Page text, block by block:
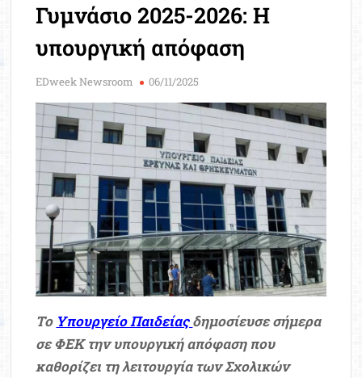
Γυμνάσιο 2025-2026: Η
υπουργική απόφαση
EDweek Newsroom 06/11/2025
Το Υπουργείο Παιδείαςδημοσίευσε σήμερα
σε ΦΕΚ την υπουργική απόφαση που
καθορίζει τη λειτουργία των Σχολικών